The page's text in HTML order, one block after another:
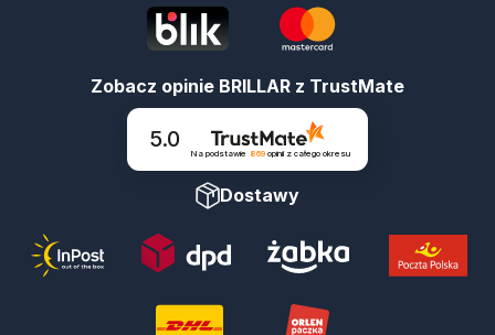
Zobacz opinie BRILLAR z TrustMate
5.0
Na podstawie 869 opinii z całego okresu
Dostawy